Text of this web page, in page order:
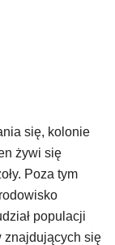
się, kolonie
żywi się
Poza tym
populacji
znajdujących się